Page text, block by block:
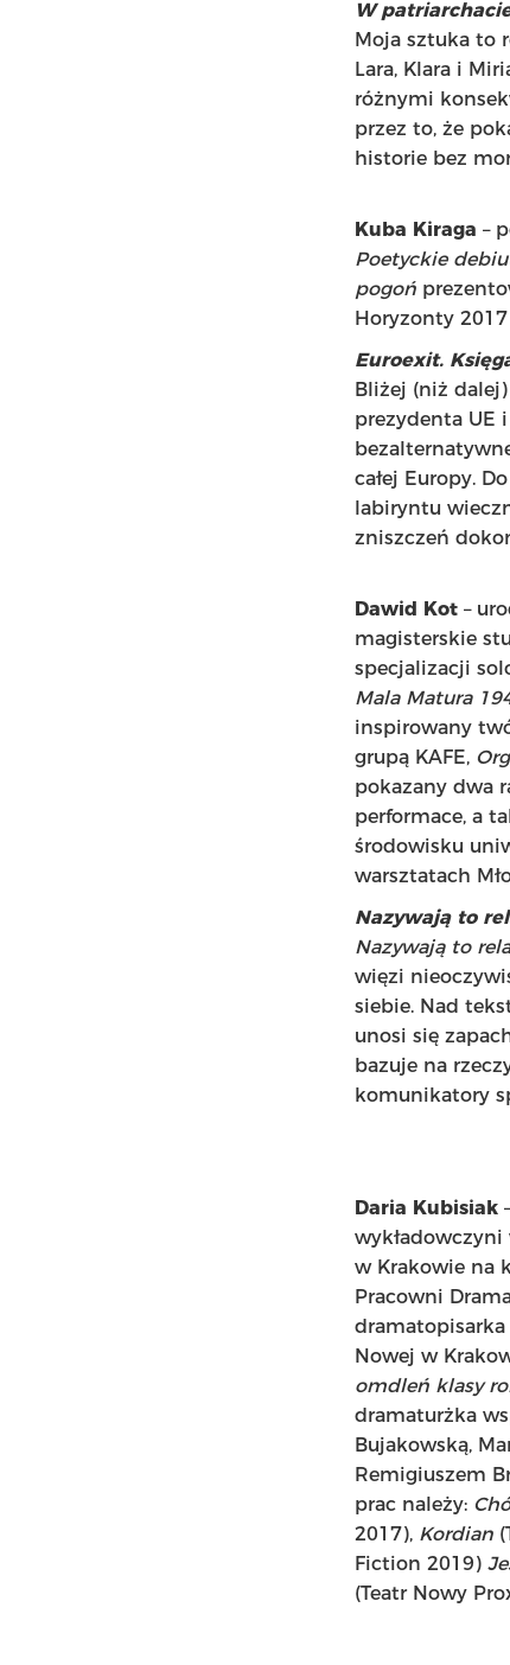
W
Moja sztuka to
Lara, Klara i
różnymi
przez to, że
historie bez
Kuba Kiraga –
Poetyckie
pogoń
Horyzonty 2017
Euroexit.
Bliżej (niż dalej)
prezydenta UE
całej Europy.
labiryntu
zniszczeń
Dawid Kot–
magisterskie
specjalizacji
Mala Matura
inspirowany
grupą KAFE,
pokazany dwa
performace, a
środowisku
warsztatach
Nazywają to
Nazywają to
więzi
siebie. Nad
unosi się
bazuje na
komunikatory
Daria Kubisiak
w Krakowie na
Pracowni
Nowej w
omdleń klasy
dramaturżka
Bujakowską,
Remigiuszem
prac należy:
2017), Kordian
Fiction 2019)
(Teatr Nowy